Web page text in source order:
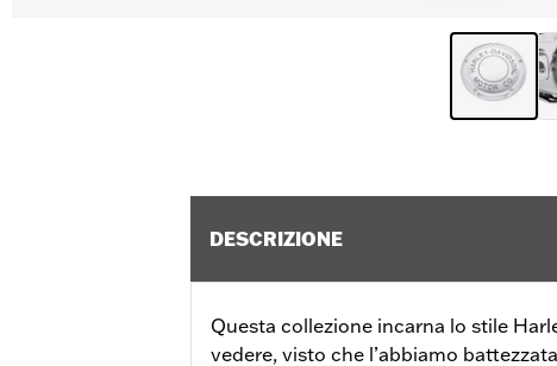
DESCRIZIONE
Questa collezione incarna lo stile
vedere, visto che l’abbiamo